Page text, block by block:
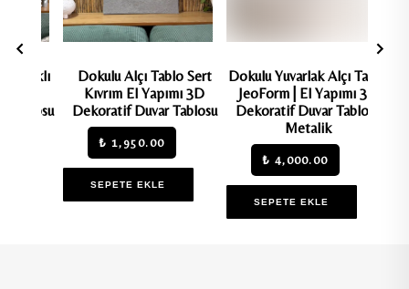
Alçı Tablo Sert
Kıvrım El Yapımı 3D
Duvar Tablosu
Dokulu Yuvarlak Alçı Tablo
JeoForm | El Yapımı 3D
Dekoratif Duvar Tablosu
SEPETE EKLE
60-80 Özel
Dokulu